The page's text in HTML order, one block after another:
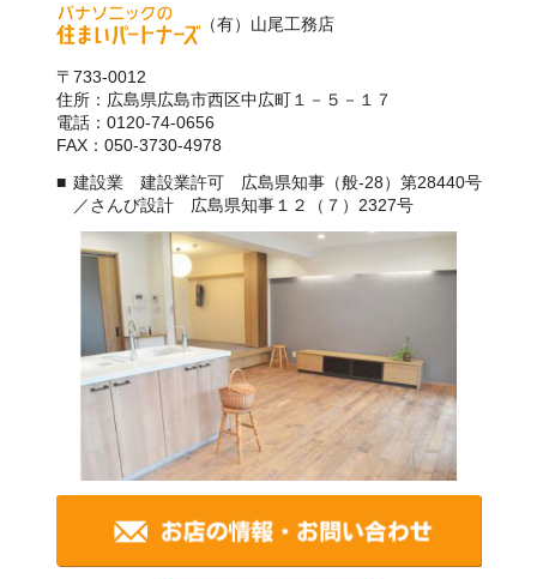
（有）山尾工務店
〒733-0012
住所：広島県広島市西区中広町１－５－１７
電話：0120-74-0656
FAX：050-3730-4978
建設業 建設業許可 広島県知事（般-28）第28440号
／さんび設計 広島県知事１２（７）2327号